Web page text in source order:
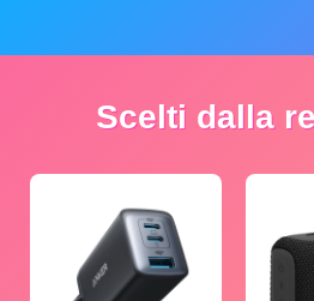
Scelti dalla